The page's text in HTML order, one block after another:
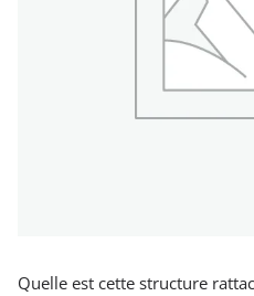
Quelle est cette structure